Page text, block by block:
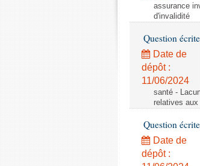
assurance
d'invalidité
Question
Date de
dépôt :
11/06/2024
santé -
relatives
Question
Date de
dépôt :